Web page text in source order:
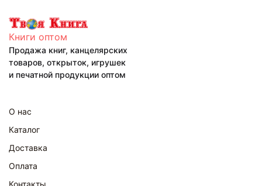
Книги оптом
Продажа книг, канцелярских
товаров, открыток, игрушек
и печатной продукции оптом
О нас
Каталог
Доставка
Оплата